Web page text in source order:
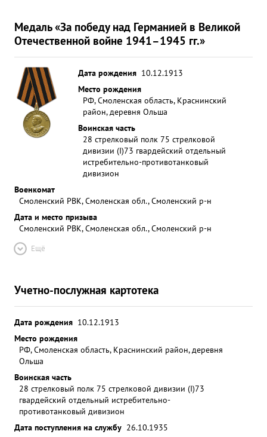
Медаль «За победу над Германией в Великой
Отечественной войне 1941–1945 гг.»
Дата рождения 10.12.1913
Место рождения
РФ, Смоленская область, Краснинский
район, деревня Ольша
Воинская часть
28 стрелковый полк 75 стрелковой
дивизии (I)73 гвардейский отдельный
истребительно-противотанковый
дивизион
Военкомат
Смоленский РВК, Смоленская обл., Смоленский р-н
Дата и место призыва
Смоленский РВК, Смоленская обл., Смоленский р-н
Ещё
Учетно-послужная картотека
Дата рождения 10.12.1913
Место рождения
РФ, Смоленская область, Краснинский район, деревня
Ольша
Воинская часть
28 стрелковый полк 75 стрелковой дивизии (I)73
гвардейский отдельный истребительно-
противотанковый дивизион
Дата поступления на службу 26.10.1935